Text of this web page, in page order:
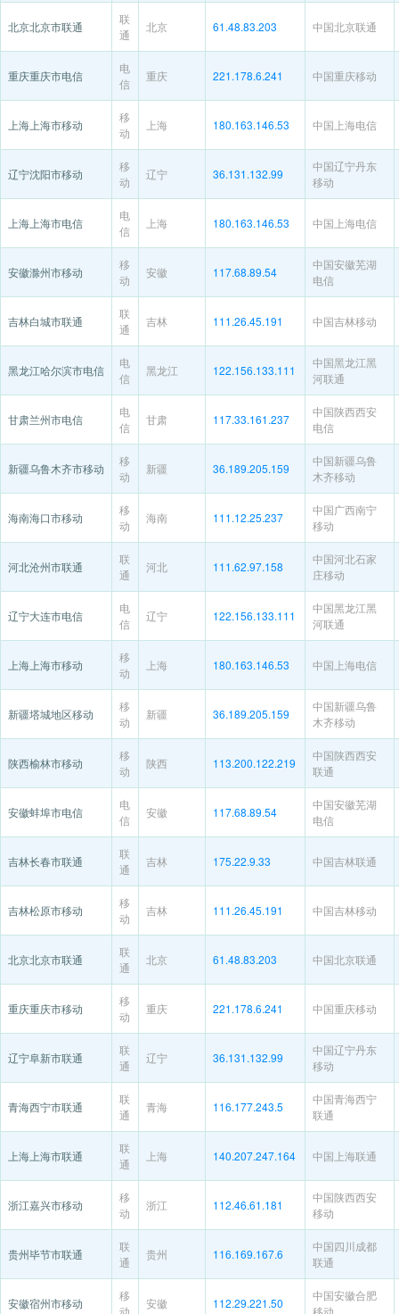
北京北京市联通
联
通
北京 61.48.83.203 中国北京联通
重庆重庆市电信
电
信
重庆 221.178.6.241 中国重庆移动
上海上海市移动
移
动
上海 180.163.146.53 中国上海电信
辽宁沈阳市移动
移
动
辽宁 36.131.132.99
中国辽宁丹东
移动
上海上海市电信
电
信
上海 180.163.146.53 中国上海电信
安徽滁州市移动
移
动
安徽 117.68.89.54
中国安徽芜湖
电信
吉林白城市联通
联
通
吉林 111.26.45.191 中国吉林移动
黑龙江哈尔滨市电信
电
信
黑龙江 122.156.133.111
中国黑龙江黑
河联通
甘肃兰州市电信
电
信
甘肃 117.33.161.237
中国陕西西安
电信
新疆乌鲁木齐市移动
移
动
新疆 36.189.205.159
中国新疆乌鲁
木齐移动
海南海口市移动
移
动
海南 111.12.25.237
中国广西南宁
移动
河北沧州市联通
联
通
河北 111.62.97.158
中国河北石家
庄移动
辽宁大连市电信
电
信
辽宁 122.156.133.111
中国黑龙江黑
河联通
上海上海市移动
移
动
上海 180.163.146.53 中国上海电信
新疆塔城地区移动
移
动
新疆 36.189.205.159
中国新疆乌鲁
木齐移动
陕西榆林市移动
移
动
陕西 113.200.122.219
中国陕西西安
联通
安徽蚌埠市电信
电
信
安徽 117.68.89.54
中国安徽芜湖
电信
吉林长春市联通
联
通
吉林 175.22.9.33 中国吉林联通
吉林松原市移动
移
动
吉林 111.26.45.191 中国吉林移动
北京北京市联通
联
通
北京 61.48.83.203 中国北京联通
重庆重庆市移动
移
动
重庆 221.178.6.241 中国重庆移动
辽宁阜新市联通
联
通
辽宁 36.131.132.99
中国辽宁丹东
移动
青海西宁市联通
联
通
青海 116.177.243.5
中国青海西宁
联通
上海上海市联通
联
通
上海 140.207.247.164 中国上海联通
浙江嘉兴市移动
移
动
浙江 112.46.61.181
中国陕西西安
移动
贵州毕节市联通
联
通
贵州 116.169.167.6
中国四川成都
联通
安徽宿州市移动
移
动
安徽 112.29.221.50
中国安徽合肥
移动